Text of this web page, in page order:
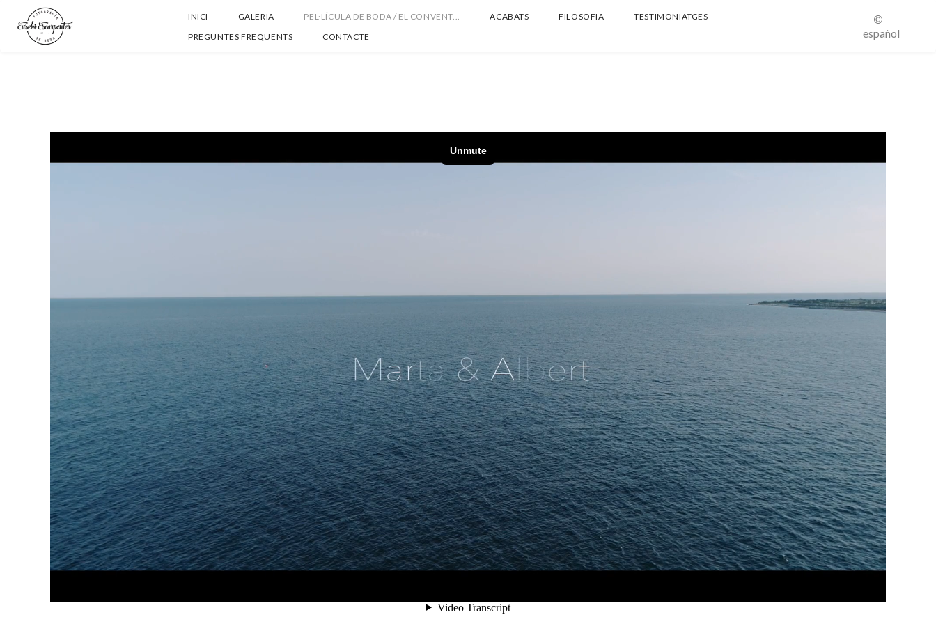
INICI GALERIA PEL·LÍCULA DE BODA / EL CONVENT... ACABATS FILOSOFIA
TESTIMONIATGES
PREGUNTES FREQÜENTS
CONTACTE español